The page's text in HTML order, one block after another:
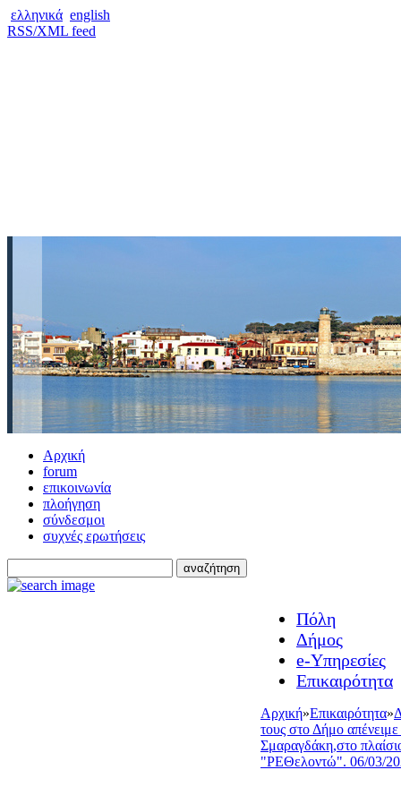
ελληνικά english
RSS/XML feed
Αρχική
forum
επικοινωνία
πλοήγηση
σύνδεσμοι
συχνές ερωτήσεις
Πόλη
Δήμος
e-Υπηρεσίες
Επικαιρότητα
Αρχική»Επικαιρότητα»
τους στο Δήμο
Σμαραγδάκη,στο
"ΡΕΘελοντώ". 06/03/